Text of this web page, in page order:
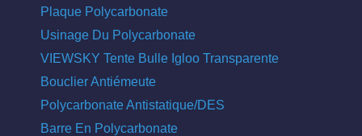
Plaque Polycarbonate
Usinage Du Polycarbonate
VIEWSKY Tente Bulle Igloo Transparente
Bouclier Antiémeute
Polycarbonate Antistatique/DES
Barre En Polycarbonate